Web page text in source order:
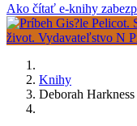
Ako čítať e-knihy
Knihy
Deborah Harkness